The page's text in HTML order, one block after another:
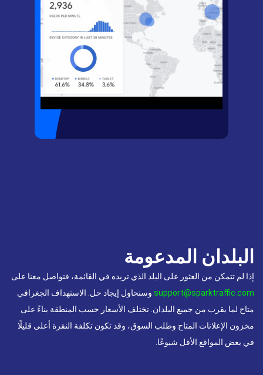
البلدان المدعومة
إذا لم تتمكن من العثور على البلد الذي تريده في القائمة، فتواصل معنا على
support@sparktraffic.com وسنحاول إيجاد حل. الاستهداف الجغرافي
متاح لما يقرب من جميع البلدان. تختلف الأسعار حسب المنطقة بناءً على
مخزون الإعلانات المتاح وطلب السوق، وقد تكون تكلفة النقرة أعلى قليلًا
في بعض المواقع الأقل شيوعًا.